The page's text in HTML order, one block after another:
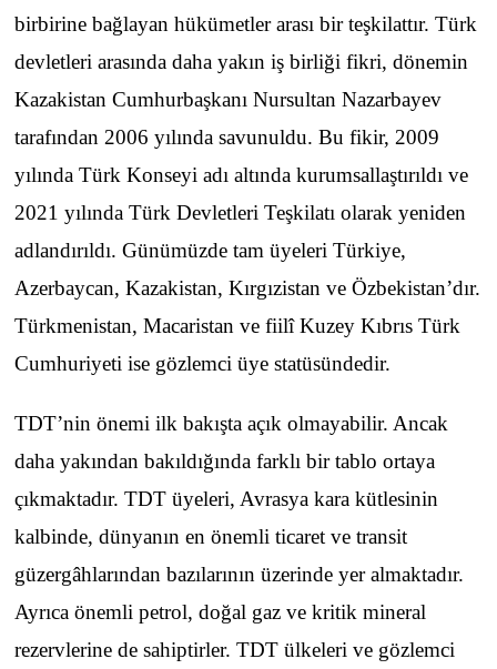
birbirine bağlayan hükümetler arası bir teşkilattır. Türk
devletleri arasında daha yakın iş birliği fikri, dönemin
Kazakistan Cumhurbaşkanı Nursultan Nazarbayev
tarafından 2006 yılında savunuldu. Bu fikir, 2009
yılında Türk Konseyi adı altında kurumsallaştırıldı ve
2021 yılında Türk Devletleri Teşkilatı olarak yeniden
adlandırıldı. Günümüzde tam üyeleri Türkiye,
Azerbaycan, Kazakistan, Kırgızistan ve Özbekistan’dır.
Türkmenistan, Macaristan ve fiilî Kuzey Kıbrıs Türk
Cumhuriyeti ise gözlemci üye statüsündedir.
TDT’nin önemi ilk bakışta açık olmayabilir. Ancak
daha yakından bakıldığında farklı bir tablo ortaya
çıkmaktadır. TDT üyeleri, Avrasya kara kütlesinin
kalbinde, dünyanın en önemli ticaret ve transit
güzergâhlarından bazılarının üzerinde yer almaktadır.
Ayrıca önemli petrol, doğal gaz ve kritik mineral
rezervlerine de sahiptirler. TDT ülkeleri ve gözlemci